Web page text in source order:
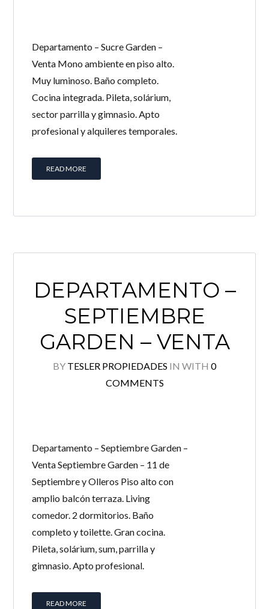
Departamento – Sucre Garden –
Venta Mono ambiente en piso alto.
Muy luminoso. Baño completo.
Cocina integrada. Pileta, solárium,
sector parrilla y gimnasio. Apto
profesional y alquileres temporales.
READ MORE
DEPARTAMENTO –
SEPTIEMBRE
GARDEN – VENTA
BY TESLER PROPIEDADES IN WITH 0
COMMENTS
Departamento – Septiembre Garden –
Venta Septiembre Garden – 11 de
Septiembre y Olleros Piso alto con
amplio balcón terraza. Living
comedor. 2 dormitorios. Baño
completo y toilette. Gran cocina.
Pileta, solárium, sum, parrilla y
gimnasio. Apto profesional.
READ MORE